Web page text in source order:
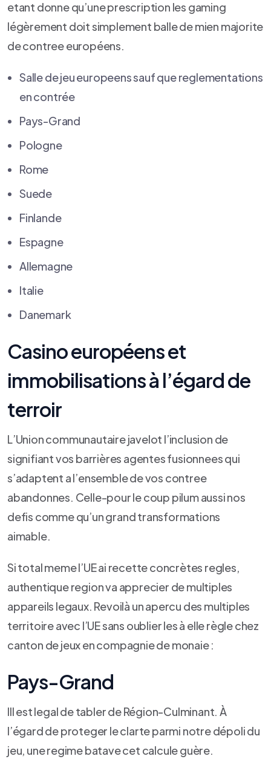
etant donne qu’une prescription les gaming
légèrement doit simplement balle de mien majorite
de contree européens.
Salle de jeu europeens sauf que reglementations
en contrée
Pays-Grand
Pologne
Rome
Suede
Finlande
Espagne
Allemagne
Italie
Danemark
Casino européens et
immobilisations à l’égard de
terroir
L’Union communautaire javelot l’inclusion de
signifiant vos barrières agentes fusionnees qui
s’adaptent a l’ensemble de vos contree
abandonnes. Celle-pour le coup pilum aussi nos
defis comme qu’un grand transformations
aimable.
Si total meme l’UE ai recette concrètes regles,
authentique region va apprecier de multiples
appareils legaux. Revoilà un apercu des multiples
territoire avec l’UE sans oublier les à elle règle chez
canton de jeux en compagnie de monaie :
Pays-Grand
IIl est legal de tabler de Région-Culminant. À
l’égard de proteger le clarte parmi notre dépoli du
jeu, une regime batave cet calcule guère.